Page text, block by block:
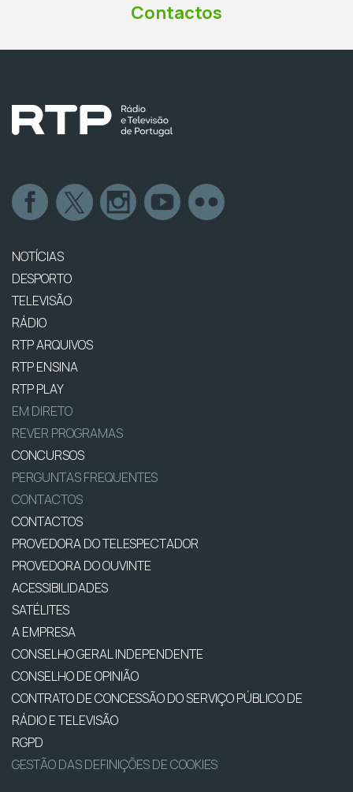
Contactos
NOTÍCIAS
DESPORTO
TELEVISÃO
RÁDIO
RTP ARQUIVOS
RTP ENSINA
RTP PLAY
EM DIRETO
REVER PROGRAMAS
CONCURSOS
PERGUNTAS FREQUENTES
CONTACTOS
CONTACTOS
PROVEDORA DO TELESPECTADOR
PROVEDORA DO OUVINTE
ACESSIBILIDADES
SATÉLITES
A EMPRESA
CONSELHO GERAL INDEPENDENTE
CONSELHO DE OPINIÃO
CONTRATO DE CONCESSÃO DO SERVIÇO PÚBLICO DE
RÁDIO E TELEVISÃO
RGPD
GESTÃO DAS DEFINIÇÕES DE COOKIES